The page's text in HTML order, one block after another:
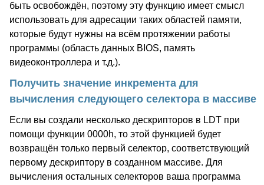
быть освобождён, поэтому эту функцию имеет смысл
использовать для адресации таких областей памяти,
которые будут нужны на всём протяжении работы
программы (область данных BIOS, память
видеоконтроллера и т.д.).
Получить значение инкремента для
вычисления следующего селектора в массиве
Если вы создали несколько дескрипторов в LDT при
помощи функции 0000h, то этой функцией будет
возвращён только первый селектор, соответствующий
первому дескриптору в созданном массиве. Для
вычисления остальных селекторов ваша программа